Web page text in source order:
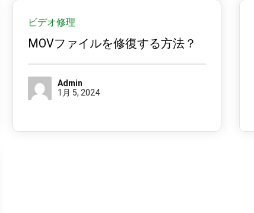
ビデオ修理
MOVファイルを修復する方法？
Admin
1月 5, 2024